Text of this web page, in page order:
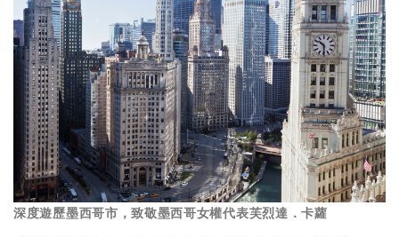
深度遊歷墨西哥市，致敬墨西哥女權代表芙烈達．卡蘿